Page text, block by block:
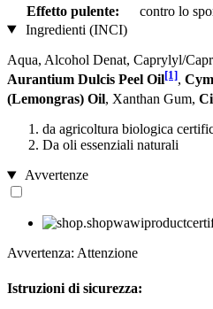
Effetto pulente:
contro lo
Ingredienti (INCI)
Aqua, Alcohol Denat, Caprylyl/
Aurantium Dulcis Peel Oil[1],
(Lemongras) Oil, Xanthan Gum,
da agricoltura biologica
Da oli essenziali naturali
Avvertenze
Avvertenza: Attenzione
Istruzioni di sicurezza: